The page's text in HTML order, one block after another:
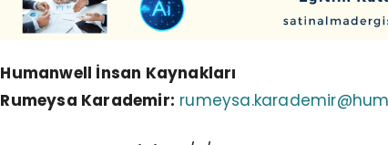
Humanwell İnsan Kaynakları
Rumeysa Karademir: